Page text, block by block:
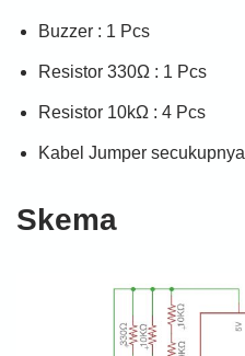
Buzzer : 1 Pcs
Resistor 330Ω : 1 Pcs
Resistor 10kΩ : 4 Pcs
Kabel Jumper secukupnya
Skema